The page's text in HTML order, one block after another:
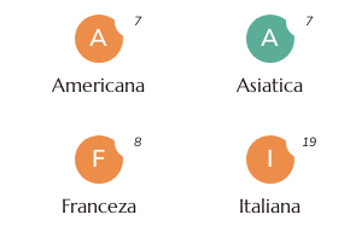
A
Americana
7
A
Asiatica
7
F
Franceza
8
I
Italiana
19